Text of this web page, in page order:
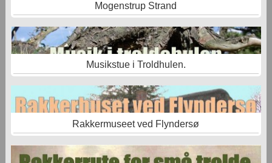
Mogenstrup Strand
Musikstue i Troldhulen.
Rakkermuseet ved Flyndersø